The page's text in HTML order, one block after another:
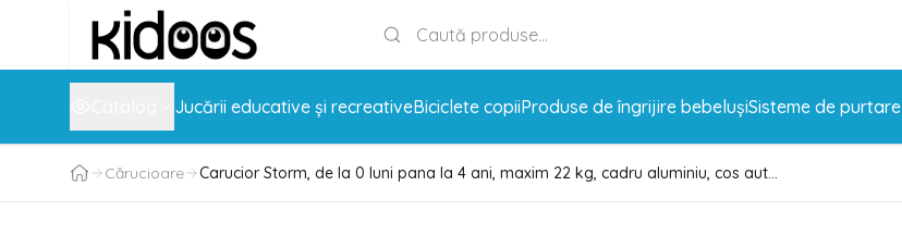
Jucării educative și recreativeBiciclete copiiProduse de îngrijire bebelușiSisteme de purtare
Cărucioare Carucior Storm, de la 0 luni pana la 4 ani, maxim 22 kg, cadru aluminiu, cos aut...